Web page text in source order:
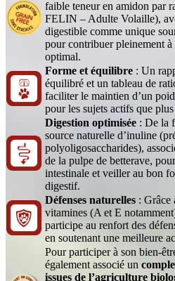
faible teneur en amidon par
FELIN – Adulte Volaille),
digestible comme unique
pour contribuer pleinement
optimal.
Forme et équilibre : Un
équilibré et un tableau de
faciliter le maintien d’un
pour les sujets actifs que plus
Digestion optimisée : De la
source naturelle d’inuline
polyoligosaccharides),
de la pulpe de betterave,
intestinale et veiller au bon
digestif.
Défenses naturelles : Grâce
vitamines (A et E
participe au renfort des
en soutenant une meilleure
Pour participer à son bien-
également associé un
issues de l’agriculture